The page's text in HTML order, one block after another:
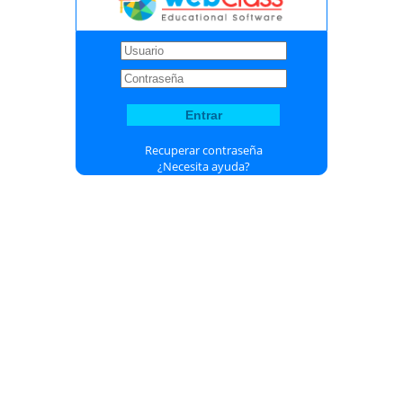
Recuperar contraseña
¿Necesita ayuda?